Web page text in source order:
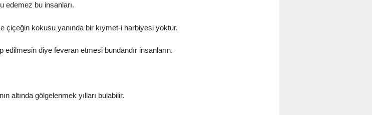
edemez bu insanları.
çiçeğin kokusu yanında bir kıymet-i harbiyesi yoktur.
diye feveran etmesi bundandır insanların.
altında gölgelenmek yılları bulabilir.